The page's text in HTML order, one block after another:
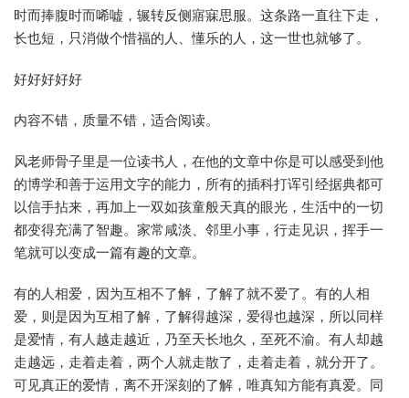
时而捧腹时而唏嘘，辗转反侧寤寐思服。这条路一直往下走，
长也短，只消做个惜福的人、懂乐的人，这一世也就够了。
好好好好好
内容不错，质量不错，适合阅读。
风老师骨子里是一位读书人，在他的文章中你是可以感受到他
的博学和善于运用文字的能力，所有的插科打诨引经据典都可
以信手拈来，再加上一双如孩童般天真的眼光，生活中的一切
都变得充满了智趣。家常咸淡、邻里小事，行走见识，挥手一
笔就可以变成一篇有趣的文章。
有的人相爱，因为互相不了解，了解了就不爱了。有的人相
爱，则是因为互相了解，了解得越深，爱得也越深，所以同样
是爱情，有人越走越近，乃至天长地久，至死不渝。有人却越
走越远，走着走着，两个人就走散了，走着走着，就分开了。
可见真正的爱情，离不开深刻的了解，唯真知方能有真爱。同